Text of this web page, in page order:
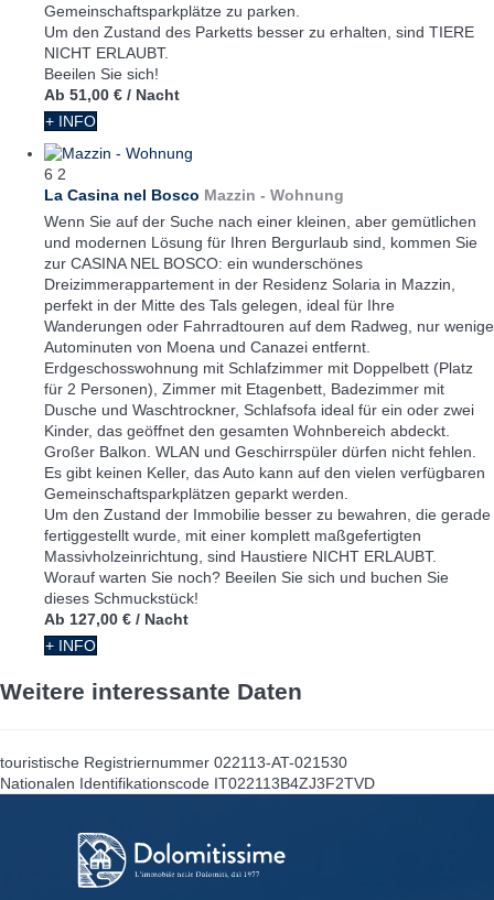
Gemeinschaftsparkplätze zu parken.
Um den Zustand des Parketts besser zu erhalten, sind TIERE
NICHT ERLAUBT.
Beeilen Sie sich!
Ab 51,00 € / Nacht
+ INFO
6 2
La Casina nel Bosco Mazzin - Wohnung
Wenn Sie auf der Suche nach einer kleinen, aber gemütlichen
und modernen Lösung für Ihren Bergurlaub sind, kommen Sie
zur CASINA NEL BOSCO: ein wunderschönes
Dreizimmerappartement in der Residenz Solaria in Mazzin,
perfekt in der Mitte des Tals gelegen, ideal für Ihre
Wanderungen oder Fahrradtouren auf dem Radweg, nur wenige
Autominuten von Moena und Canazei entfernt.
Erdgeschosswohnung mit Schlafzimmer mit Doppelbett (Platz
für 2 Personen), Zimmer mit Etagenbett, Badezimmer mit
Dusche und Waschtrockner, Schlafsofa ideal für ein oder zwei
Kinder, das geöffnet den gesamten Wohnbereich abdeckt.
Großer Balkon. WLAN und Geschirrspüler dürfen nicht fehlen.
Es gibt keinen Keller, das Auto kann auf den vielen verfügbaren
Gemeinschaftsparkplätzen geparkt werden.
Um den Zustand der Immobilie besser zu bewahren, die gerade
fertiggestellt wurde, mit einer komplett maßgefertigten
Massivholzeinrichtung, sind Haustiere NICHT ERLAUBT.
Worauf warten Sie noch? Beeilen Sie sich und buchen Sie
dieses Schmuckstück!
Ab 127,00 € / Nacht
+ INFO
Weitere interessante Daten
touristische Registriernummer 022113-AT-021530
Nationalen Identifikationscode IT022113B4ZJ3F2TVD